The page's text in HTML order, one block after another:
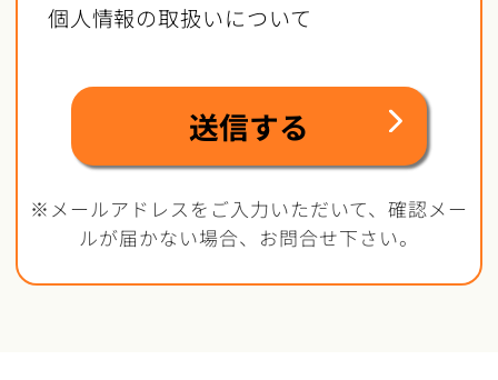
個人情報の取扱いについて
※メールアドレスをご入力いただいて、確認メー
ルが届かない場合、お問合せ下さい。